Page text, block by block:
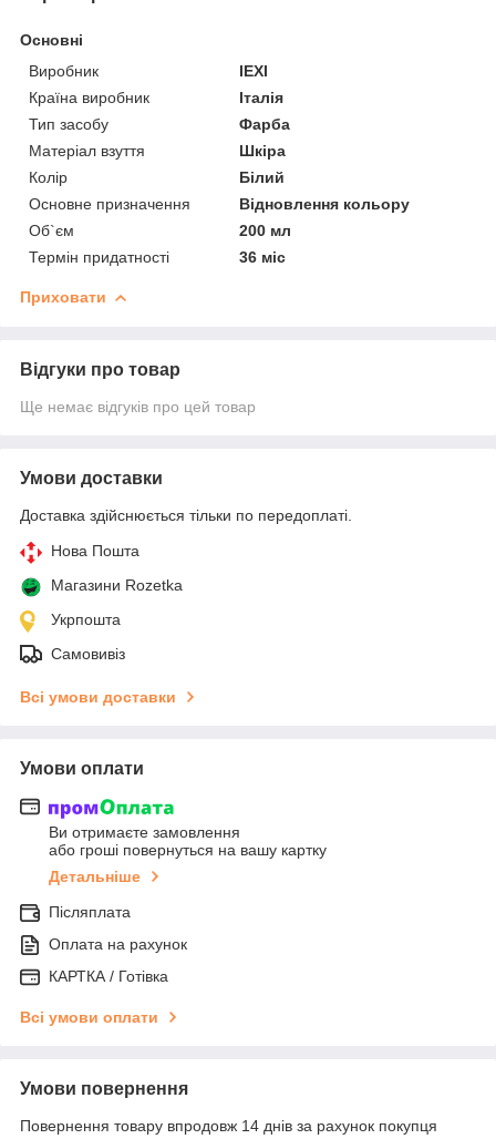
Основні
Виробник
IEXI
Країна виробник
Італія
Тип засобу
Фарба
Матеріал взуття
Шкіра
Колір
Білий
Основне призначення
Відновлення кольору
Об`єм
200 мл
Термін придатності
36 міс
Приховати
Відгуки про товар
Ще немає відгуків про цей товар
Умови доставки
Доставка здійснюється тільки по передоплаті.
Нова Пошта
Магазини Rozetka
Укрпошта
Самовивіз
Всі умови доставки
Умови оплати
Ви отримаєте замовлення
або гроші повернуться на вашу картку
Детальніше
Післяплата
Оплата на рахунок
КАРТКА / Готівка
Всі умови оплати
Умови повернення
Повернення товару впродовж 14 днів за рахунок покупця